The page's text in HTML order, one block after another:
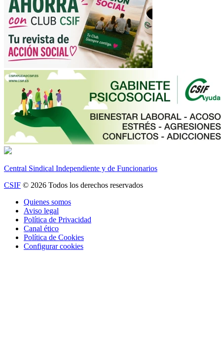
Central Sindical Independiente y de Funcionarios
CSIF © 2026 Todos los derechos reservados
Quienes somos
Aviso legal
Política de Privacidad
Canal ético
Política de Cookies
Configurar cookies